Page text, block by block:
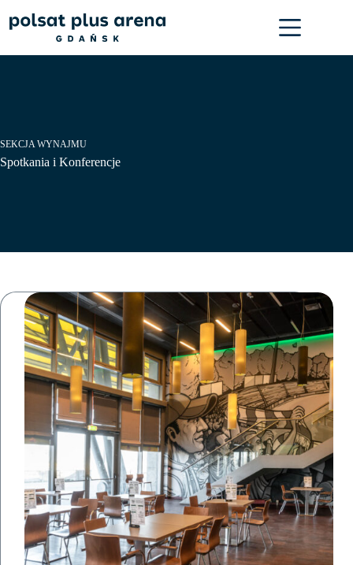
do
treści
SEKCJA WYNAJMU
Spotkania i Konferencje